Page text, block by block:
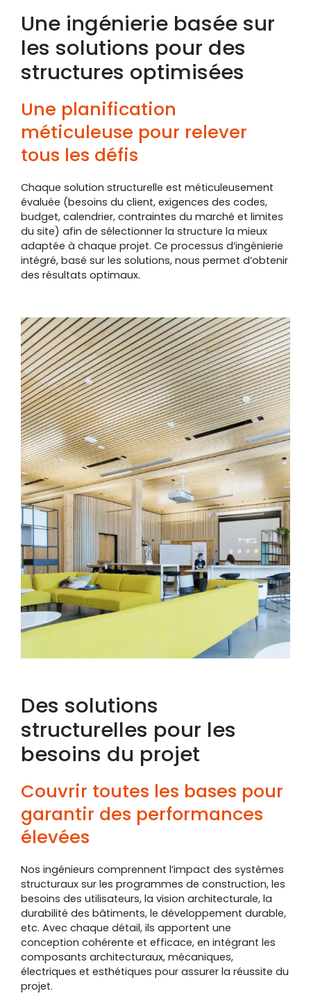
Une ingénierie basée sur
les solutions pour des
structures optimisées
Une planification
méticuleuse pour relever
tous les défis
Chaque solution structurelle est méticuleusement
évaluée (besoins du client, exigences des codes,
budget, calendrier, contraintes du marché et limites
du site) afin de sélectionner la structure la mieux
adaptée à chaque projet. Ce processus d’ingénierie
intégré, basé sur les solutions, nous permet d’obtenir
des résultats optimaux.
Des solutions
structurelles pour les
besoins du projet
Couvrir toutes les bases pour
garantir des performances
élevées
Nos ingénieurs comprennent l’impact des systèmes
structuraux sur les programmes de construction, les
besoins des utilisateurs, la vision architecturale, la
durabilité des bâtiments, le développement durable,
etc. Avec chaque détail, ils apportent une
conception cohérente et efficace, en intégrant les
composants architecturaux, mécaniques,
électriques et esthétiques pour assurer la réussite du
projet.